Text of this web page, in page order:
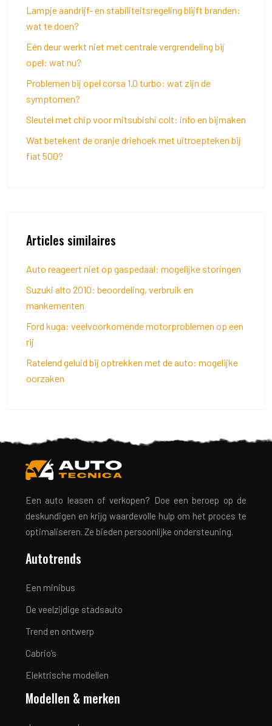
Lampje aandrijf- en stabiliteitsregeling blijft branden:
wat te doen?
Eén deur werkt niet met centrale vergrendeling bij
opel: wat nu?
Problemen bij opel corsa 1.0 turbo: wat zijn de
symptomen?
Sleutel met chip voor mitsubishi colt: info en bijmaken
Wat betekent de oranje driehoek met uitroepteken bij
fiat 500?
Articles similaires
Auto reageert niet op gaspedaal: mogelijke storingen
Suzuki alto 2010: beoordeling, verbruik en
mankementen
Ford kuga: veelvoorkomende motorproblemen op een
rij
Ratelend geluid bij optrekken met de auto: mogelijke
oorzaken
Een auto leasen of verkopen? Doe een beroep op de
deskundigen en krijg waardevolle hulp om het proces te
optimaliseren. Ze bieden persoonlijke ondersteuning.
Autotrends
Een minibus
De veelzijdige stadsauto
Trend en ontwerp
Cabrio’s
Elektrische modellen
Modellen & merken